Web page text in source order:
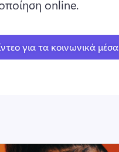
online.
για τα κοινωνικά μέσα